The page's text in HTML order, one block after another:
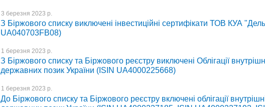
3 березня 2023 р.
З Біржового списку виключені інвестиційні сертифікати ТОВ КУА
UA040703FB08)
1 березня 2023 р.
З Біржового списку та Біржового реєстру виключені Облігації
державних позик України (ISIN UA4000225668)
1 березня 2023 р.
До Біржового списку та Біржового реєстру включені облігації